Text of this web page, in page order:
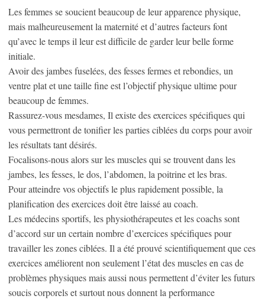
Les femmes se soucient beaucoup de leur apparence physique,
mais malheureusement la maternité et d’autres facteurs font
qu’avec le temps il leur est difficile de garder leur belle forme
initiale.
Avoir des jambes fuselées, des fesses fermes et rebondies, un
ventre plat et une taille fine est l’objectif physique ultime pour
beaucoup de femmes.
Rassurez-vous mesdames, Il existe des exercices spécifiques qui
vous permettront de tonifier les parties ciblées du corps pour avoir
les résultats tant désirés.
Focalisons-nous alors sur les muscles qui se trouvent dans les
jambes, les fesses, le dos, l’abdomen, la poitrine et les bras.
Pour atteindre vos objectifs le plus rapidement possible, la
planification des exercices doit être laissé au coach.
Les médecins sportifs, les physiothérapeutes et les coachs sont
d’accord sur un certain nombre d’exercices spécifiques pour
travailler les zones ciblées. Il a été prouvé scientifiquement que ces
exercices améliorent non seulement l’état des muscles en cas de
problèmes physiques mais aussi nous permettent d’éviter les futurs
soucis corporels et surtout nous donnent la performance